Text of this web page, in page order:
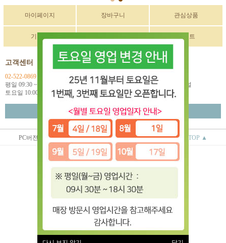
마이페이지 장바구니 관심상품
기획전 이벤트
고객센터
02-522-0869
평일 09:30 ~ 18:00
토요일 10:00 ~ 18:00
입금계좌정보
국민 270901-04-033114
예금주: (주)한독인터네셔널
월~금 택배마감 16:00
고객센터 연결
PC버전 상점정보 이용안내 TOP ▲
(주)한독인터네셔널
대표 : 오상배 ㅣ 개인정보 보호 책임자 : 오상배
사업자 등록번호 : 129-81-79618
통신판매업신고번호 : 제 2014-서울서초-0781호
전화 : 02-522-0869
(서초동 1585-10번지 2층)
이용약관| 개인정보처리방침
유럽악기 ⓒ All rights reserved.